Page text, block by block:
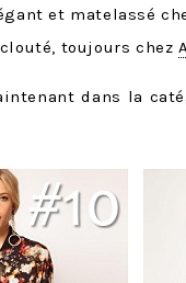
et matelassé
clouté, toujours chez
dans la